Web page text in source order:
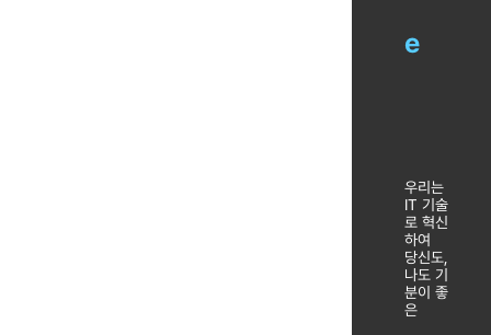
e
우리는
IT 기술
로 혁신
하여
당신도,
나도 기
분이 좋
은